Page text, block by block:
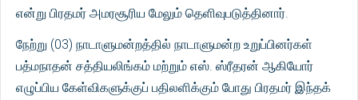
என்று பிரதமர் அமரசூரிய மேலும் தெளிவுபடுத்தினார்.
நேற்று (03) நாடாளுமன்றத்தில் நாடாளுமன்ற உறுப்பினர்கள்
பத்மநாதன் சத்தியலிங்கம் மற்றும் எஸ். ஸ்ரீதரன் ஆகியோர்
எழுப்பிய கேள்விகளுக்குப் பதிலளிக்கும் போது பிரதமர் இந்தக்